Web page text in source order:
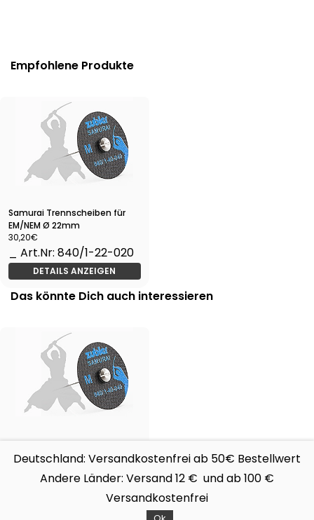
Empfohlene Produkte
Samurai Trennscheiben für
EM/NEM Ø 22mm
30,20€
_ Art.Nr: 840/1-22-020
DETAILS ANZEIGEN
Das könnte Dich auch interessieren
NEM Ø 40 mm
_ Art.Nr: 840/1-40-100
DETAILS ANZEIGEN
Deutschland: Versandkostenfrei ab 50€ Bestellwert
Andere Länder: Versand 12 € und ab 100 €
Versandkostenfrei